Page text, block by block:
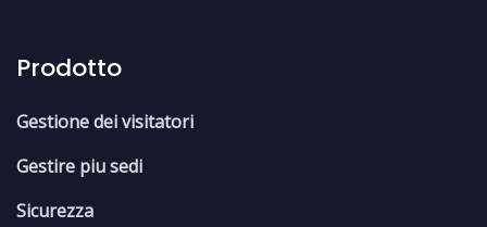
Prodotto
Gestione dei visitatori
Gestire piu sedi
Sicurezza